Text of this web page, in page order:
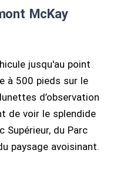
McKay
jusqu'au point
à 500 pieds sur le
d’observation
de voir le splendide
Supérieur, du Parc
paysage avoisinant.